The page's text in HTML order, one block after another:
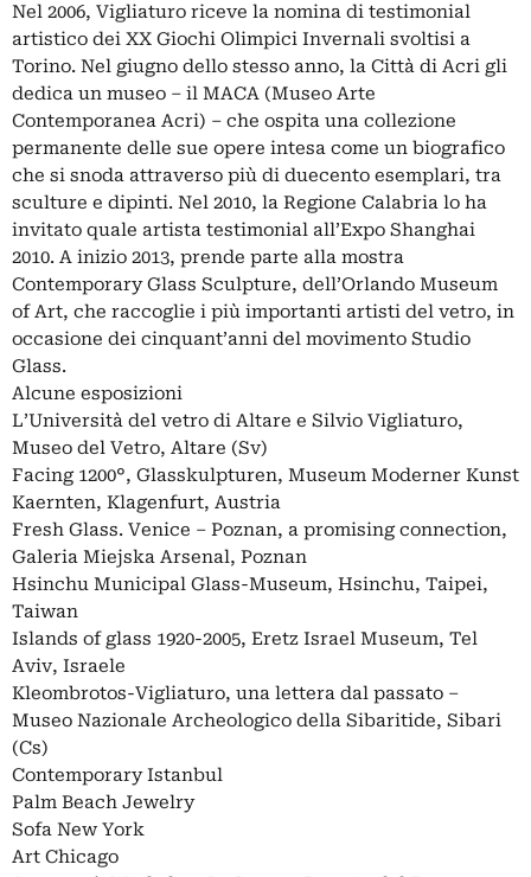
Nel 2006, Vigliaturo riceve la nomina di testimonial
artistico dei XX Giochi Olimpici Invernali svoltisi a
Torino. Nel giugno dello stesso anno, la Città di Acri gli
dedica un museo – il MACA (Museo Arte
Contemporanea Acri) – che ospita una collezione
permanente delle sue opere intesa come un biografico
che si snoda attraverso più di duecento esemplari, tra
sculture e dipinti. Nel 2010, la Regione Calabria lo ha
invitato quale artista testimonial all’Expo Shanghai
2010. A inizio 2013, prende parte alla mostra
Contemporary Glass Sculpture, dell’Orlando Museum
of Art, che raccoglie i più importanti artisti del vetro, in
occasione dei cinquant’anni del movimento Studio
Glass.
Alcune esposizioni
L’Università del vetro di Altare e Silvio Vigliaturo,
Museo del Vetro, Altare (Sv)
Facing 1200°, Glasskulpturen, Museum Moderner Kunst
Kaernten, Klagenfurt, Austria
Fresh Glass. Venice – Poznan, a promising connection,
Galeria Miejska Arsenal, Poznan
Hsinchu Municipal Glass-Museum, Hsinchu, Taipei,
Taiwan
Islands of glass 1920-2005, Eretz Israel Museum, Tel
Aviv, Israele
Kleombrotos-Vigliaturo, una lettera dal passato –
Museo Nazionale Archeologico della Sibaritide, Sibari
(Cs)
Contemporary Istanbul
Palm Beach Jewelry
Sofa New York
Art Chicago